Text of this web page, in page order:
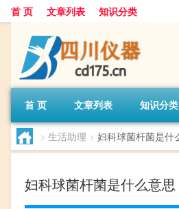
首 页 文章列表 知识分类
首 页 文章列表 知识分类
> 生活助理 > 妇科球菌杆菌是什
妇科球菌杆菌是什么意